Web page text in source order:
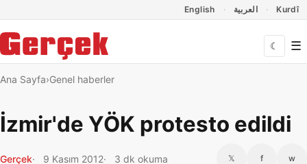
English العربية Kurdî
☾ ☰
Ana Sayfa Genel haberler
İzmir'de YÖK protesto edildi
Gerçek 9 Kasım 2012 3 dk okuma 𝕏 f w